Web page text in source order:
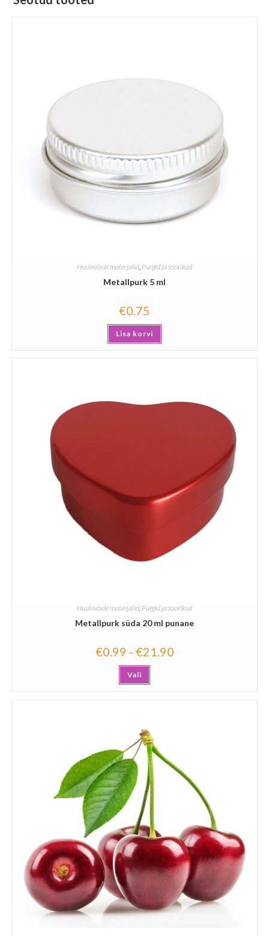
Huulevõide materjalid Purgid ja toorikud
Metallpurk 5 ml
€0.75
Lisa korvi
Huulevõide materjalid, Purgid ja toorikud
Metallpurk süda 20 ml punane
€0.99 –€21.90
Vali